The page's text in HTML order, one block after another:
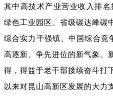
其中高技术产业营业收入排
绿色工业园区、省级碳达峰碳
综合实力千强镇、中国综合竞
高逐新、争先进位的新气象、
得，得益于老干部接续奋斗打
以来对昆山高新区发展的大力